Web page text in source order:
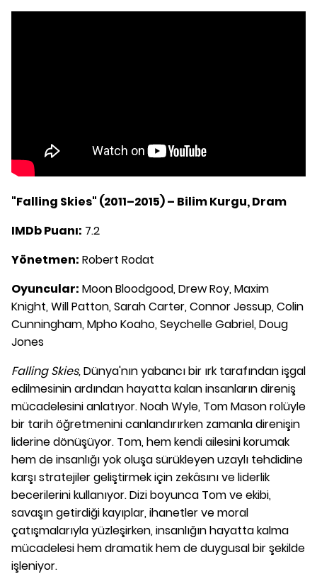
"Falling Skies" (2011–2015) – Bilim Kurgu, Dram
IMDb Puanı: 7.2
Yönetmen: Robert Rodat
Oyuncular: Moon Bloodgood, Drew Roy, Maxim
Knight, Will Patton, Sarah Carter, Connor Jessup, Colin
Cunningham, Mpho Koaho, Seychelle Gabriel, Doug
Jones
Falling Skies,Dünya'nın yabancı bir ırk tarafından işgal
edilmesinin ardından hayatta kalan insanların direniş
mücadelesini anlatıyor. Noah Wyle, Tom Mason rolüyle
bir tarih öğretmenini canlandırırken zamanla direnişin
liderine dönüşüyor. Tom, hem kendi ailesini korumak
hem de insanlığı yok oluşa sürükleyen uzaylı tehdidine
karşı stratejiler geliştirmek için zekâsını ve liderlik
becerilerini kullanıyor. Dizi boyunca Tom ve ekibi,
savaşın getirdiği kayıplar, ihanetler ve moral
çatışmalarıyla yüzleşirken, insanlığın hayatta kalma
mücadelesi hem dramatik hem de duygusal bir şekilde
işleniyor.